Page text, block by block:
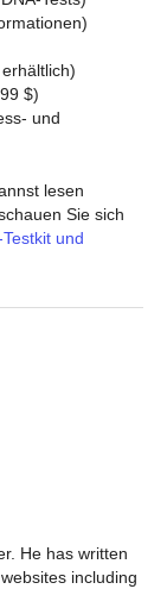
$)
und
lesen
Sie sich
und
He has written
including